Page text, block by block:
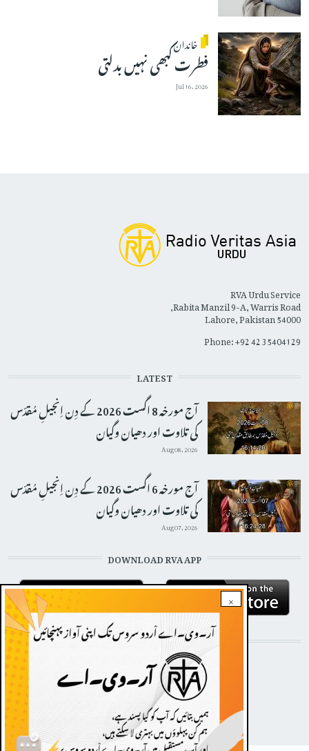
خاندان
فطرت کبھی نہیں بدلتی
Jul 16, 2026
×
RVA Urdu Service
Rabita Manzil 9-A, Warris Road,
Lahore, Pakistan 54000
Phone: +92 42 35404129
LATEST
آج مورخہ 8 اگست 2026 کے دِن اِنجیلِ مُقدّس
کی تلاوت اور دھیان وگیان
Aug 08, 2026
آج مورخہ 6 اگست 2026 کے دِن اِنجیلِ مُقدّس
کی تلاوت اور دھیان وگیان
Aug 07, 2026
DOWNLOAD RVA APP
STAY CONNECTED WITH US!